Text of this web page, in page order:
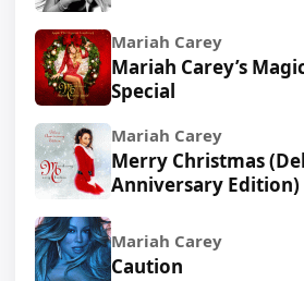
Mariah Carey
Mariah Carey’s
Special
Mariah Carey
Merry Christmas
Anniversary Edition)
Mariah Carey
Caution